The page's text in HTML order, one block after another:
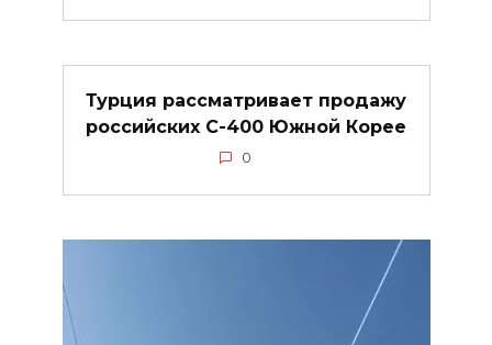
Турция рассматривает продажу
российских С-400 Южной Корее
0